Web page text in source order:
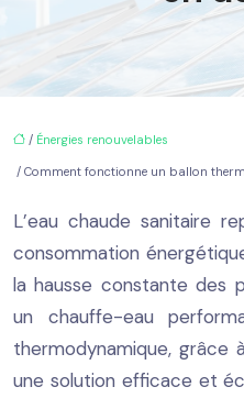
/ Énergies renouvelables
/ Comment fonctionne un ballon
L’eau chaude sanitaire
consommation
la hausse constante des
un chauffe-eau
thermodynamique, grâce
une solution efficace et